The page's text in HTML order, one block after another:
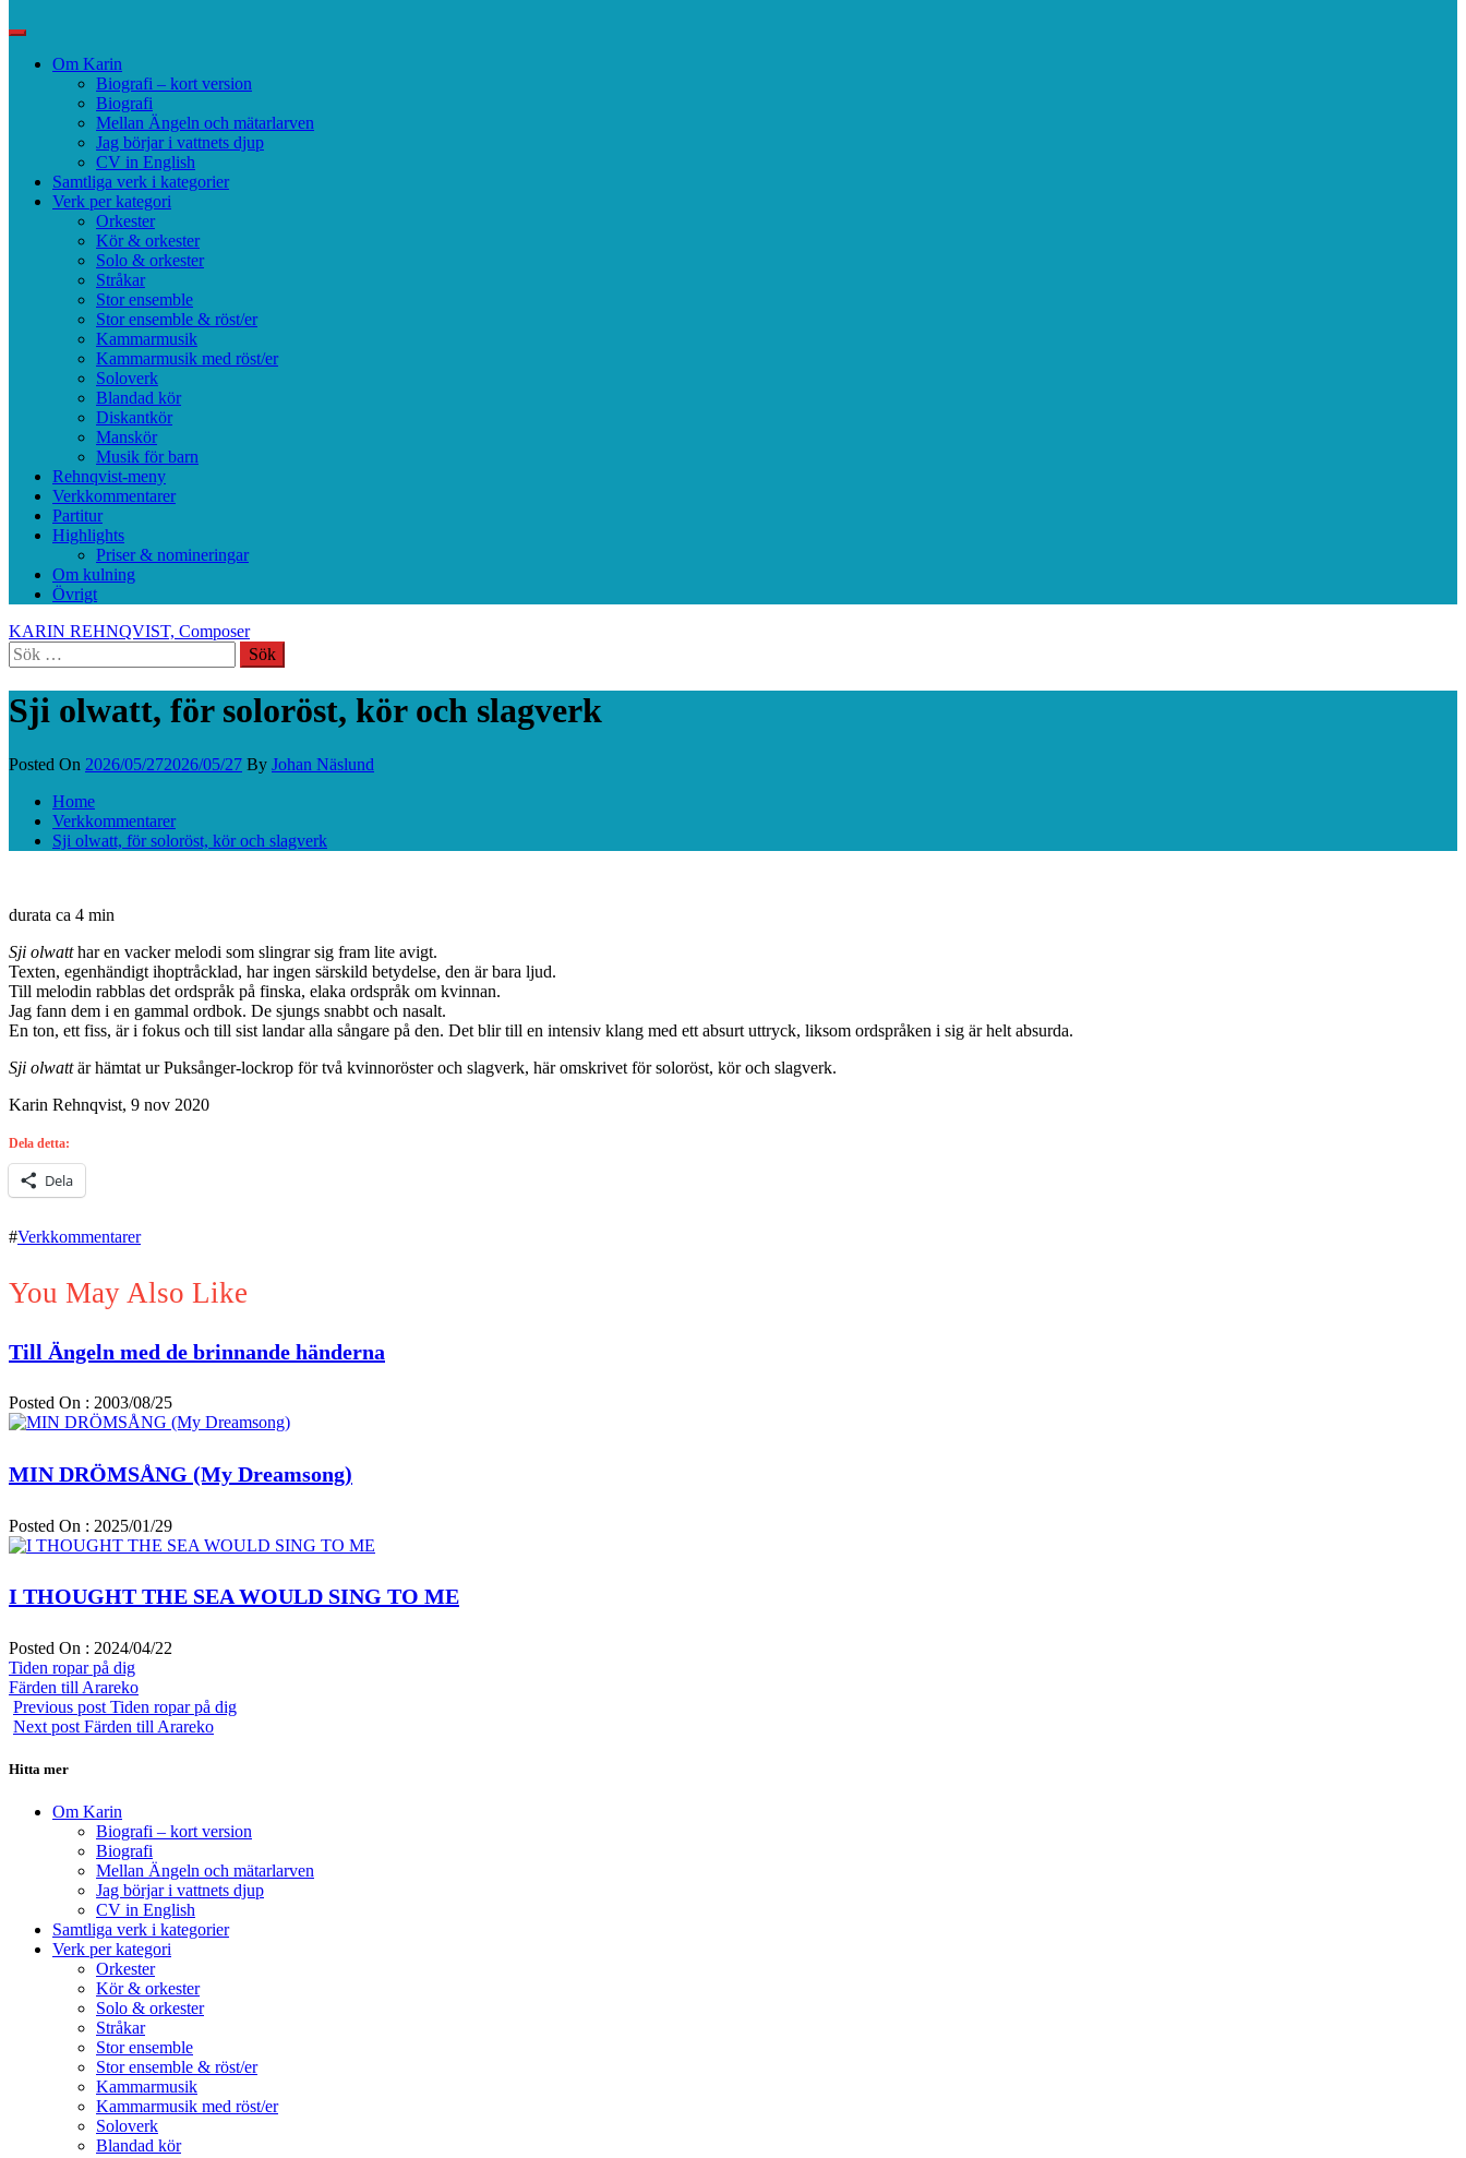
Om Karin
Biografi – kort version
Biografi
Mellan Ängeln och mätarlarven
Jag börjar i vattnets djup
CV in English
Samtliga verk i kategorier
Verk per kategori
Orkester
Kör & orkester
Solo & orkester
Stråkar
Stor ensemble
Stor ensemble & röst/er
Kammarmusik
Kammarmusik med röst/er
Soloverk
Blandad kör
Diskantkör
Manskör
Musik för barn
Rehnqvist-meny
Verkkommentarer
Partitur
Highlights
Priser & nomineringar
Om kulning
Övrigt
KARIN REHNQVIST, Composer
Sök
efter:
Sji olwatt, för soloröst, kör och slagverk
Posted On 2026/05/272026/05/27 By Johan Näslund
Home
Verkkommentarer
Sji olwatt, för soloröst, kör och slagverk
durata ca 4 min
Sji olwatthar en vacker melodi som slingrar sig fram lite avigt.
Texten, egenhändigt ihoptråcklad, har ingen särskild betydelse, den är bara ljud.
Till melodin rabblas det ordspråk på finska, elaka ordspråk om kvinnan.
Jag fann dem i en gammal ordbok. De sjungs snabbt och nasalt.
En ton, ett fiss, är i fokus och till sist landar alla sångare på den. Det blir till en intensiv klang med ett absurt uttryck, liksom ordspråken i sig är helt absurda.
Sji olwattär hämtat ur Puksånger-lockrop för två kvinnoröster och slagverk, här omskrivet för soloröst, kör och slagverk.
Karin Rehnqvist, 9 nov 2020
Dela detta:
Dela
#Verkkommentarer
You May Also Like
Till Ängeln med de brinnande händerna
Posted On : 2003/08/25
MIN DRÖMSÅNG (My Dreamsong)
Posted On : 2025/01/29
I THOUGHT THE SEA WOULD SING TO ME
Posted On : 2024/04/22
Inläggsnavigering
Previous
post:
Tiden ropar på dig
Next
post:
Färden till Arareko
Previous post Tiden ropar på dig
Next post Färden till Arareko
Hitta mer
Om Karin
Biografi – kort version
Biografi
Mellan Ängeln och mätarlarven
Jag börjar i vattnets djup
CV in English
Samtliga verk i kategorier
Verk per kategori
Orkester
Kör & orkester
Solo & orkester
Stråkar
Stor ensemble
Stor ensemble & röst/er
Kammarmusik
Kammarmusik med röst/er
Soloverk
Blandad kör